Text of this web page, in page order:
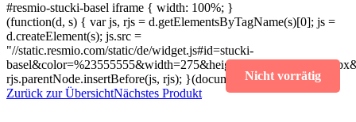
#resmio-stucki-basel iframe { width: 100%; }
(function(d, s) { var js, rjs = d.getElementsByTagName(s)[0]; js =
d.createElement(s); js.src =
"//static.resmio.com/static/de/widget.js#id=stucki-
rjs.parentNode.insertBefore(js, rjs); }(document, "script"));
Zurück zur ÜbersichtNächstes Produkt
Nicht vorrätig